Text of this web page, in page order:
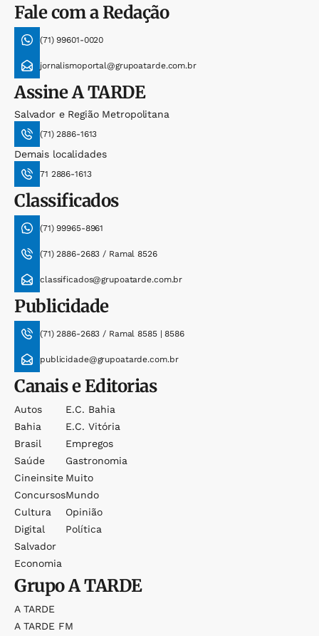
Fale com a Redação
(71) 99601-0020
jornalismoportal@grupoatarde.com.br
AssineA TARDE
Salvador e Região Metropolitana
(71) 2886-1613
Demais localidades
71 2886-1613
Classificados
(71) 99965-8961
(71) 2886-2683 / Ramal 8526
classificados@grupoatarde.com.br
Publicidade
(71) 2886-2683 / Ramal 8585 | 8586
publicidade@grupoatarde.com.br
Canais e Editorias
Autos
Bahia
Brasil
Saúde
Cineinsite
Concursos
Cultura
Digital
Salvador
Economia
E.c. Bahia
E.c. Vitória
Empregos
Gastronomia
Muito
Mundo
Opinião
Política
GrupoA TARDE
A TARDE
A TARDE FM